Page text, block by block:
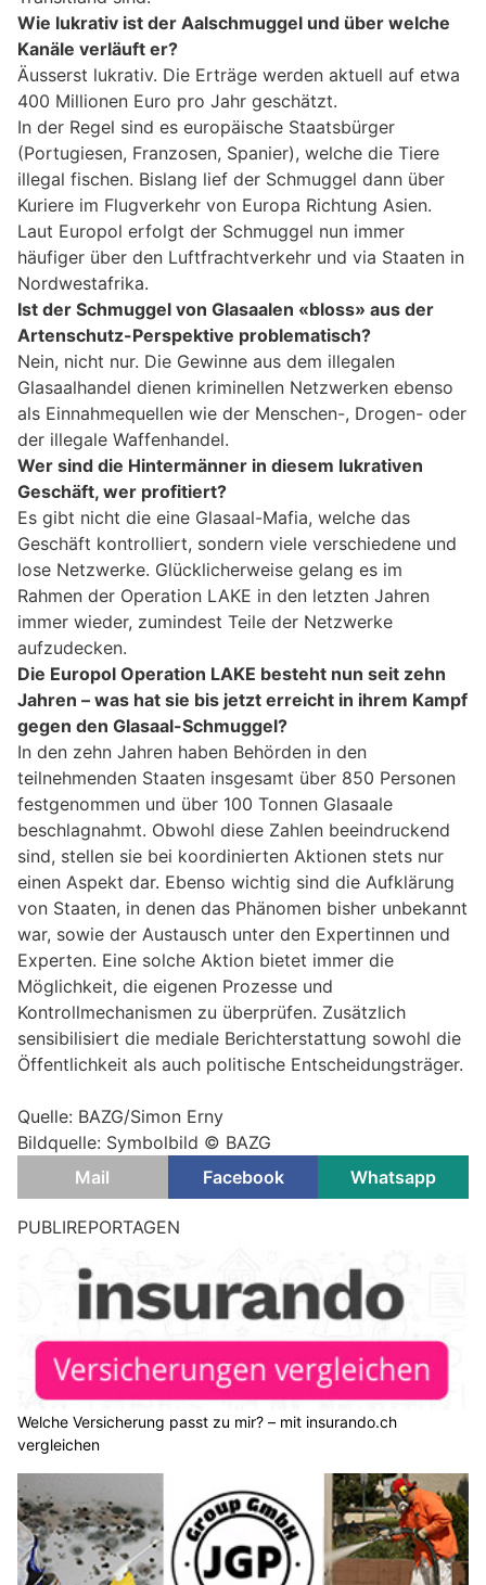
Wie lukrativ ist der Aalschmuggel und über welche
Kanäle verläuft er?
Äusserst lukrativ. Die Erträge werden aktuell auf etwa
400 Millionen Euro pro Jahr geschätzt.
In der Regel sind es europäische Staatsbürger
(Portugiesen, Franzosen, Spanier), welche die Tiere
illegal fischen. Bislang lief der Schmuggel dann über
Kuriere im Flugverkehr von Europa Richtung Asien.
Laut Europol erfolgt der Schmuggel nun immer
häufiger über den Luftfrachtverkehr und via Staaten in
Nordwestafrika.
Ist der Schmuggel von Glasaalen «bloss» aus der
Artenschutz-Perspektive problematisch?
Nein, nicht nur. Die Gewinne aus dem illegalen
Glasaalhandel dienen kriminellen Netzwerken ebenso
als Einnahmequellen wie der Menschen-, Drogen- oder
der illegale Waffenhandel.
Wer sind die Hintermänner in diesem lukrativen
Geschäft, wer profitiert?
Es gibt nicht die eine Glasaal-Mafia, welche das
Geschäft kontrolliert, sondern viele verschiedene und
lose Netzwerke. Glücklicherweise gelang es im
Rahmen der Operation LAKE in den letzten Jahren
immer wieder, zumindest Teile der Netzwerke
aufzudecken.
Die Europol Operation LAKE besteht nun seit zehn
Jahren – was hat sie bis jetzt erreicht in ihrem Kampf
gegen den Glasaal-Schmuggel?
In den zehn Jahren haben Behörden in den
teilnehmenden Staaten insgesamt über 850 Personen
festgenommen und über 100 Tonnen Glasaale
beschlagnahmt. Obwohl diese Zahlen beeindruckend
sind, stellen sie bei koordinierten Aktionen stets nur
einen Aspekt dar. Ebenso wichtig sind die Aufklärung
von Staaten, in denen das Phänomen bisher unbekannt
war, sowie der Austausch unter den Expertinnen und
Experten. Eine solche Aktion bietet immer die
Möglichkeit, die eigenen Prozesse und
Kontrollmechanismen zu überprüfen. Zusätzlich
sensibilisiert die mediale Berichterstattung sowohl die
Öffentlichkeit als auch politische Entscheidungsträger.
Quelle: BAZG/Simon Erny
Bildquelle: Symbolbild © BAZG
Mail
Facebook Whatsapp
PUBLIREPORTAGEN
Welche Versicherung passt zu mir? – mit insurando.ch
vergleichen